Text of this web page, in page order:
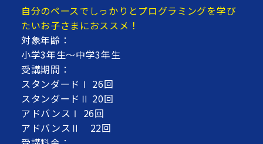
自分のペースでしっかりとプログラミングを学び
たいお子さまにおススメ！
対象年齢：
小学3年生～中学3年生
受講期間：
スタンダードⅠ 26回
スタンダードⅡ 20回
アドバンスⅠ 26回
アドバンスⅡ 22回